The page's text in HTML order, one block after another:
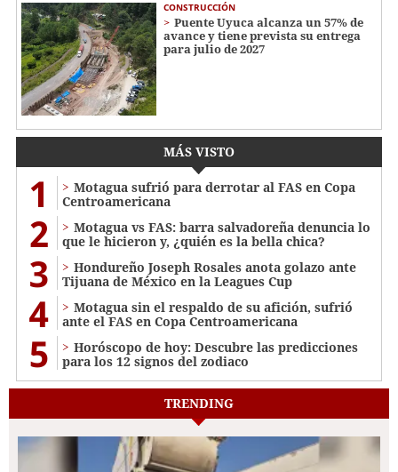
CONSTRUCCIÓN
Puente Uyuca alcanza un 57% de
avance y tiene prevista su entrega
para julio de 2027
MÁS VISTO
1
Motagua sufrió para derrotar al FAS en Copa
Centroamericana
2
Motagua vs FAS: barra salvadoreña denuncia lo
que le hicieron y, ¿quién es la bella chica?
3
Hondureño Joseph Rosales anota golazo ante
Tijuana de México en la Leagues Cup
4
Motagua sin el respaldo de su afición, sufrió
ante el FAS en Copa Centroamericana
5
Horóscopo de hoy: Descubre las predicciones
para los 12 signos del zodiaco
TRENDING